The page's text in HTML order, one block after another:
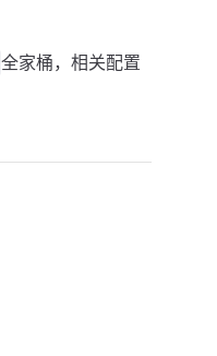
全家桶，相关配置